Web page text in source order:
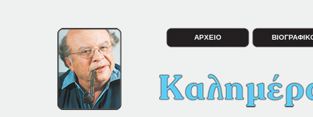
ΑΡΧΕΙΟ